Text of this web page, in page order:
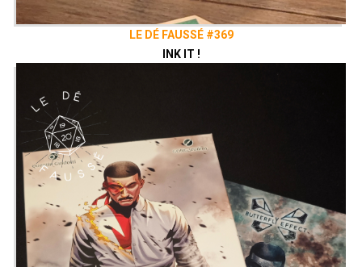
LE DÉ FAUSSÉ #369
INK IT !